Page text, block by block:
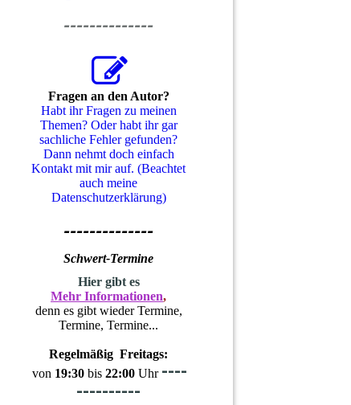
--------------
Fragen an den Autor?
Habt ihr Fragen zu meinen
Themen? Oder habt ihr gar
sachliche Fehler gefunden?
Dann nehmt doch einfach
Kontakt mit mir auf. (Beachtet
auch meine
Datenschutzerklärung)
--------------
Schwert-Termine
Hier gibt es
Mehr Informationen,
denn es gibt wieder Termine,
Termine, Termine...
Regelmäßig Freitags:
von 19:30 bis 22:00 Uhr ----
----------